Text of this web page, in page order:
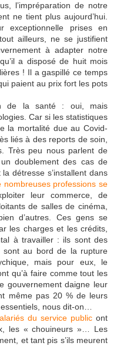
l’impréparation de notre
ne tient plus aujourd’hui.
exceptionnelle prises en
ailleurs, ne se justifient
à adapter notre
a disposé de huit mois
! Il a gaspillé ce temps
paient au prix fort les pots
de la santé : oui, mais
Car si les statistiques
la mortalité due au Covid-
liés à des reports de soin,
Très peu nous parlent de
doublement des cas de
détresse s’installent dans
nombreuses professions se
leur commerce, de
de salles de cinéma,
d’autres. Ces gens se
les charges et les crédits,
à travailler : ils sont des
sont au bord de la rupture
mais pour eux, le
qu’à faire comme tout les
gouvernement daigne leur
même pas 20 % de leurs
nous dit-on…
du service public ont
les « chouineurs »… Les
et tant pis s’ils meurent